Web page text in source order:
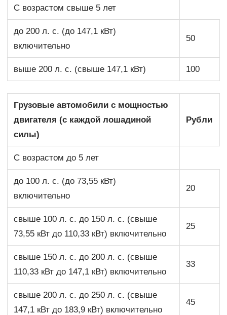
С возрастом свыше 5 лет
до 200 л. с. (до 147,1 кВт)
включительно
50
выше 200 л. с. (свыше 147,1 кВт) 100
Грузовые автомобили с мощностью
двигателя (с каждой лошадиной
силы)
Рубли
С возрастом до 5 лет
до 100 л. с. (до 73,55 кВт)
включительно
20
свыше 100 л. с. до 150 л. с. (свыше
73,55 кВт до 110,33 кВт) включительно
25
свыше 150 л. с. до 200 л. с. (свыше
110,33 кВт до 147,1 кВт) включительно
33
свыше 200 л. с. до 250 л. с. (свыше
147,1 кВт до 183,9 кВт) включительно
45